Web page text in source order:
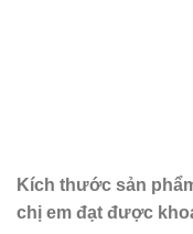
Kích thước sản
chị em đạt được